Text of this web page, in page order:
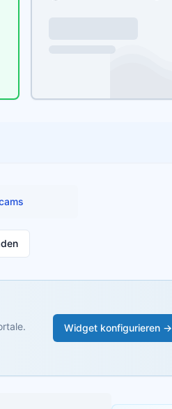
Widget konfigurieren →